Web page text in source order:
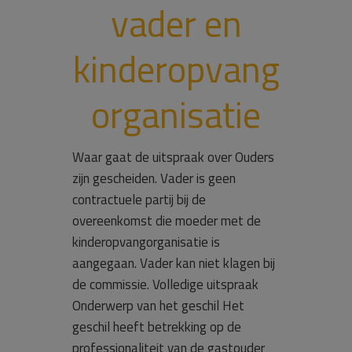
vader en
kinderopvang
organisatie
Waar gaat de uitspraak over Ouders
zijn gescheiden. Vader is geen
contractuele partij bij de
overeenkomst die moeder met de
kinderopvangorganisatie is
aangegaan. Vader kan niet klagen bij
de commissie. Volledige uitspraak
Onderwerp van het geschil Het
geschil heeft betrekking op de